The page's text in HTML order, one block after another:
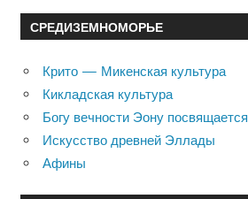
СРЕДИЗЕМНОМОРЬЕ
Крито — Микенская культура
Кикладская культура
Богу вечности Эону посвящается
Искусство древней Эллады
Афины